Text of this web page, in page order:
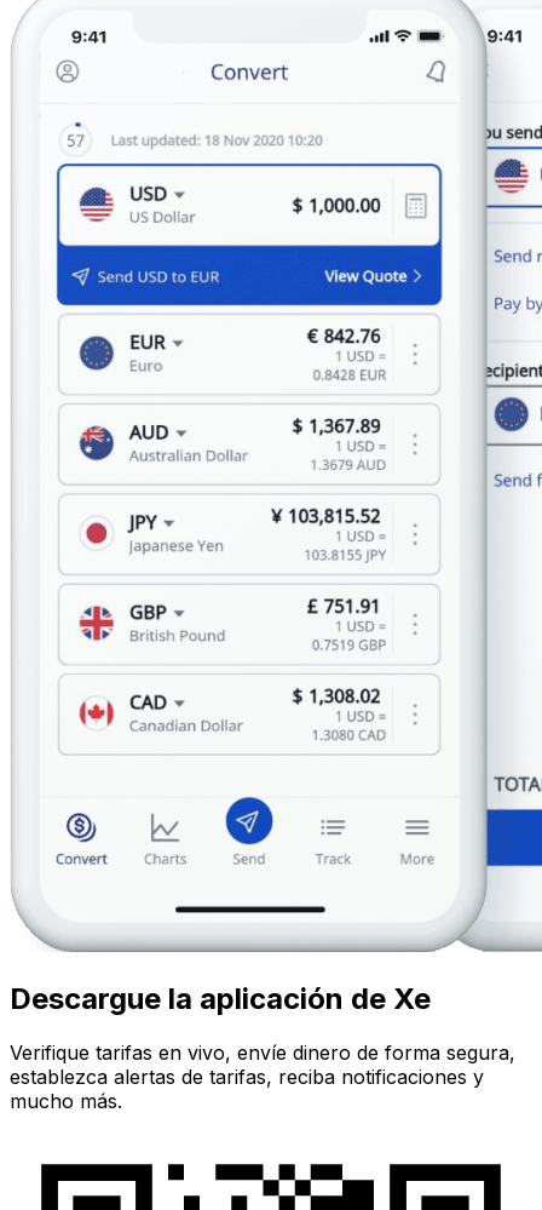
Descargue la aplicación de Xe
Verifique tarifas en vivo, envíe dinero de forma segura,
establezca alertas de tarifas, reciba notificaciones y
mucho más.